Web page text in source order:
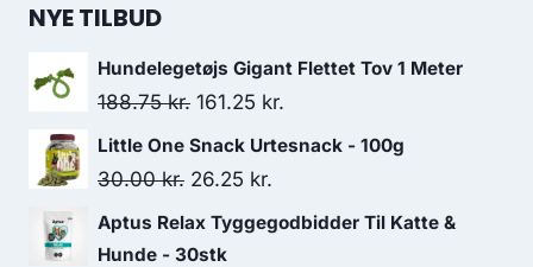
NYE TILBUD
Hundelegetøjs Gigant Flettet Tov 1 Meter
188.75kr. Den
oprindelige
pris
188.75 kr..
161.25 kr.
aktuelle
Little One Snack Urtesnack - 100g
30.00kr. Den
oprindelige
pris
26.25 kr.
aktuelle
Aptus Relax Tyggegodbidder Til Katte &
Hunde - 30stk